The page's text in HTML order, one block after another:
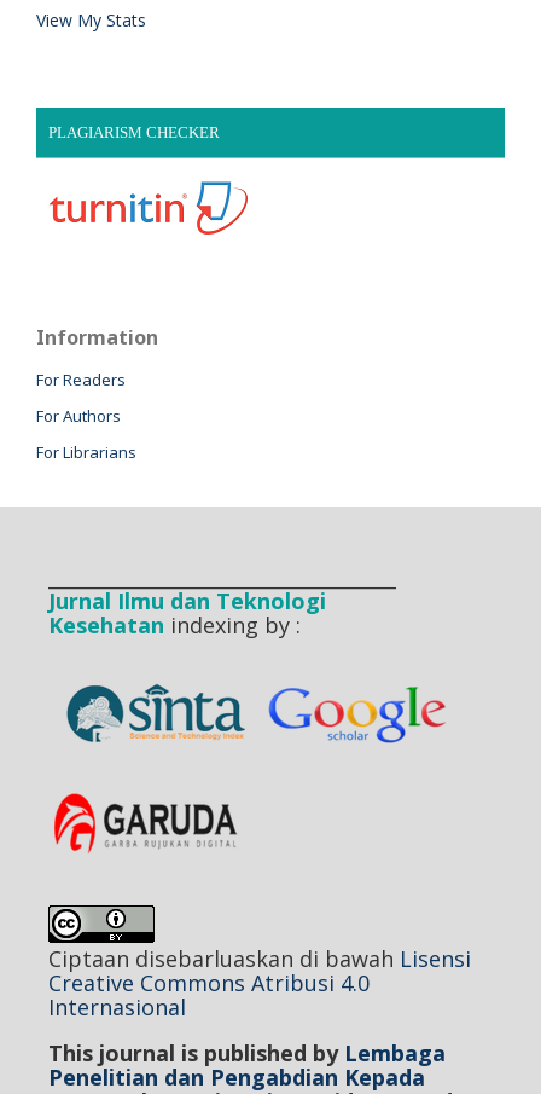
View My Stats
PLAGIARISM CHECKER
Information
For Readers
For Authors
For Librarians
Jurnal Ilmu dan Teknologi
Kesehatan indexing by :
Ciptaan disebarluaskan di bawah Lisensi
Creative Commons Atribusi 4.0
Internasional
This journal is published by Lembaga
Penelitian dan Pengabdian Kepada